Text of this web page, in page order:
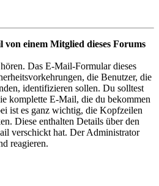
von einem Mitglied dieses Forums
Das E-Mail-Formular dieses
die Benutzer, die
identifizieren sollen. Du solltest
komplette E-Mail, die du bekommen
ist es ganz wichtig, die Kopfzeilen
Diese enthalten Details über den
verschickt hat. Der Administrator
reagieren.